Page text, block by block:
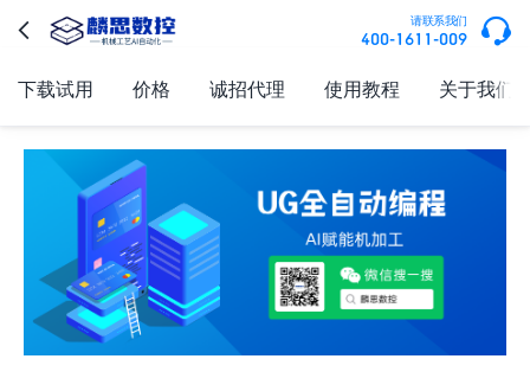
 请联系我们
400-1611-009 
下载试用 价格 诚招代理 使用教程 关于我们